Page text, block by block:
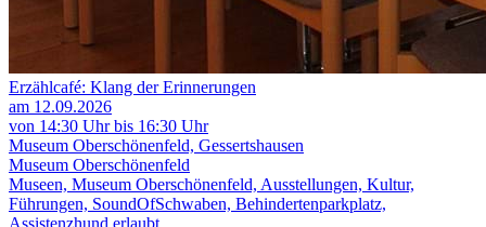
Erzählcafé: Klang der Erinnerungen
am 12.09.2026
von 14:30 Uhr bis 16:30 Uhr
Museum Oberschönenfeld, Gessertshausen
Museum Oberschönenfeld
Museen, Museum Oberschönenfeld, Ausstellungen, Kultur,
Führungen, SoundOfSchwaben, Behindertenparkplatz,
Assistenzhund erlaubt